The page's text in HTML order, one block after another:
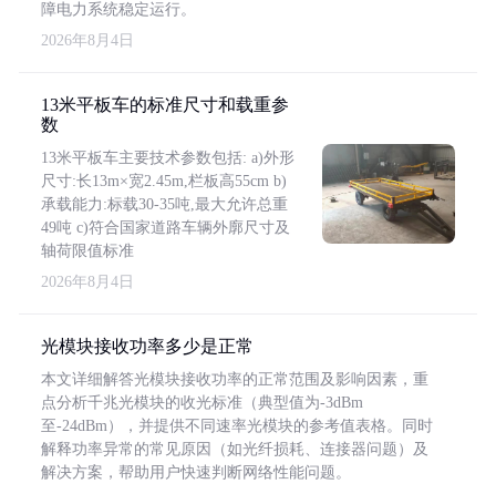
障电力系统稳定运行。
2026年8月4日
13米平板车的标准尺寸和载重参
数
13米平板车主要技术参数包括: a)外形
尺寸:长13m×宽2.45m,栏板高55cm b)
承载能力:标载30-35吨,最大允许总重
49吨 c)符合国家道路车辆外廓尺寸及
轴荷限值标准
2026年8月4日
光模块接收功率多少是正常
本文详细解答光模块接收功率的正常范围及影响因素，重
点分析千兆光模块的收光标准（典型值为-3dBm
至-24dBm），并提供不同速率光模块的参考值表格。同时
解释功率异常的常见原因（如光纤损耗、连接器问题）及
解决方案，帮助用户快速判断网络性能问题。